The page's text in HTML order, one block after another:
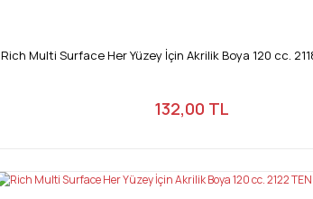
Rich Multi Surface Her Yüzey İçin Akrilik Boya 120 cc.
132,00 TL